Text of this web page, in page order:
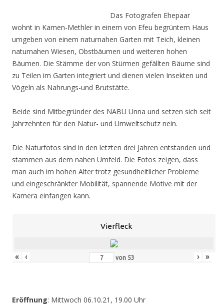
Das Fotografen Ehepaar
wohnt in Kamen-Methler in einem von Efeu begrüntem Haus
umgeben von einem naturnahen Garten mit Teich, kleinen
naturnahen Wiesen, Obstbäumen und weiteren hohen
Bäumen. Die Stämme der von Stürmen gefällten Bäume sind
zu Teilen im Garten integriert und dienen vielen Insekten und
Vögeln als Nahrungs-und Brutstätte.
Beide sind Mitbegründer des NABU Unna und setzen sich seit
Jahrzehnten für den Natur- und Umweltschutz nein.
Die Naturfotos sind in den letzten drei Jahren entstanden und
stammen aus dem nahen Umfeld. Die Fotos zeigen, dass
man auch im hohen Alter trotz gesundheitlicher Probleme
und eingeschränkter Mobilität, spannende Motive mit der
Kamera einfangen kann.
Vierfleck
« ‹ von 53 › »
Eröffnung: Mittwoch 06.10.21, 19.00 Uhr